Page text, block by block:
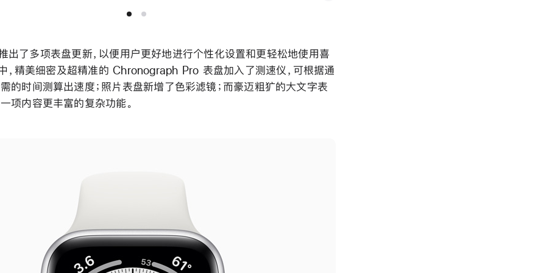
了多项表盘更新，以便用户更好地进行个性化设置和更轻松地使用喜
，精美细密及超精准的 Chronograph Pro 表盘加入了测速仪，可根据通
的时间测算出速度；照片表盘新增了色彩滤镜；而豪迈粗犷的大文字表
项内容更丰富的复杂功能。